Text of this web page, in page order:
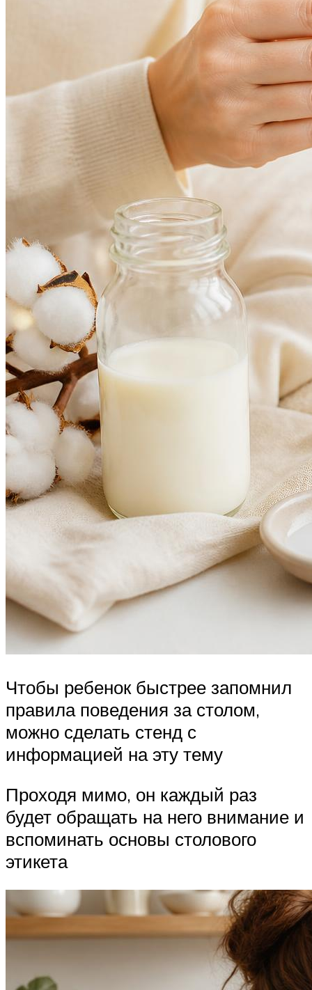
Чтобы ребенок быстрее запомнил
правила поведения за столом,
можно сделать стенд с
информацией на эту тему
Проходя мимо, он каждый раз
будет обращать на него внимание и
вспоминать основы столового
этикета